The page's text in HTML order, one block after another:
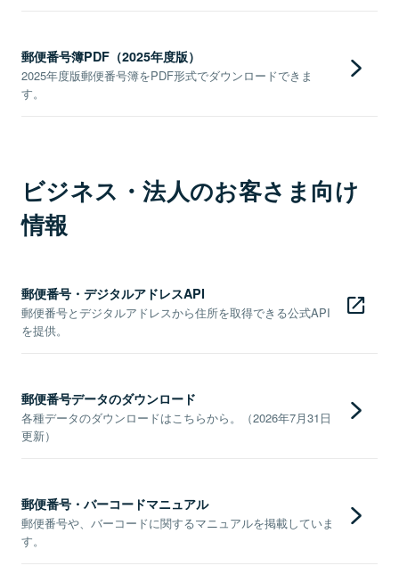
郵便番号簿PDF（2025年度版）
2025年度版郵便番号簿をPDF形式でダウンロードできま
す。
ビジネス・法人のお客さま向け
情報
郵便番号・デジタルアドレスAPI
郵便番号とデジタルアドレスから住所を取得できる公式API
を提供。
郵便番号データのダウンロード
各種データのダウンロードはこちらから。（2026年7月31日
更新）
郵便番号・バーコードマニュアル
郵便番号や、バーコードに関するマニュアルを掲載していま
す。